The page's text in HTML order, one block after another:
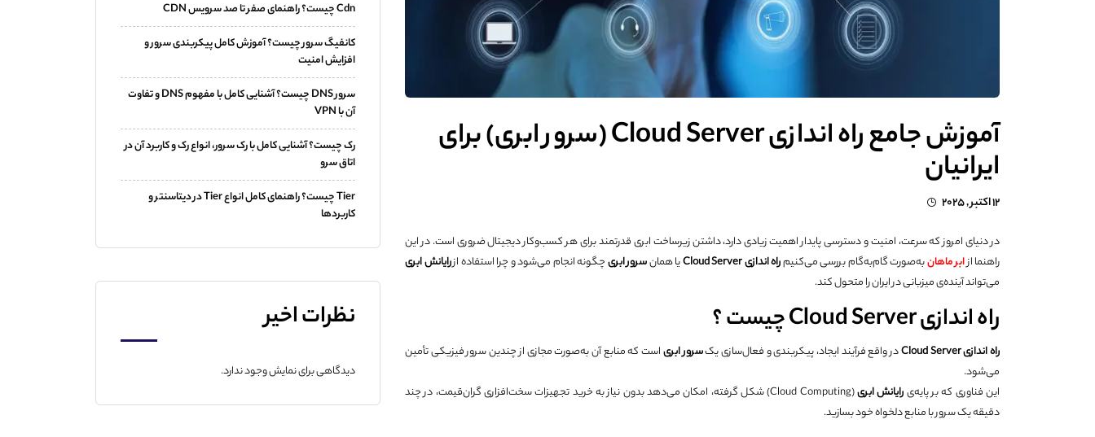
آموزش جامع راه اندازی Cloud Server (سرور ابری) برای
ایرانیان
12 اکتبر , 2025
در دنیای امروز که سرعت، امنیت و دسترسی پایدار اهمیت زیادی دارد، داشتن زیرساخت ابری قدرتمند برای هر کسب‌وکار دیجیتال ضروری است. در این
راهنما ازابر ماهانبه‌صورت گام‌به‌گام بررسی می‌کنیمراه اندازی یا همانسرور ابریچگونه انجام می‌شود و چرا استفاده ازرایانش ابری
می‌تواند آینده‌ی میزبانی در ایران را متحول کند.
راه اندازی Cloud Server چیست ؟
راه اندازیCloud Server در واقع فرآیند ایجاد، پیکربندی و فعال‌سازی یکسرور ابریاست که منابع آن به‌صورت مجازی از چندین سرور فیزیکی تأمین
می‌شود.
این فناوری که بر پایه‌یرایانش ابری
(Cloud Computing) شکل گرفته، امکان می‌دهد بدون نیاز به خرید تجهیزات سخت‌افزاری گران‌قیمت، در چند
دقیقه یک سرور با منابع دلخواه خود بسازید.
Cdn چیست؟ راهنمای صفر تا صد سرویس CDN
کانفیگ سرور چیست؟ آموزش کامل پیکربندی سرور و
افزایش امنیت
سرور DNS چیست؟ آشنایی کامل با مفهوم DNS و تفاوت
آن با VPN
رک چیست؟ آشنایی کامل با رک سرور، انواع رک و کاربرد آن در
اتاق سرو
Tier چیست؟ راهنمای کامل انواع Tier در دیتاسنتر و
کاربردها
نظرات اخیر
دیدگاهی برای نمایش وجود ندارد.